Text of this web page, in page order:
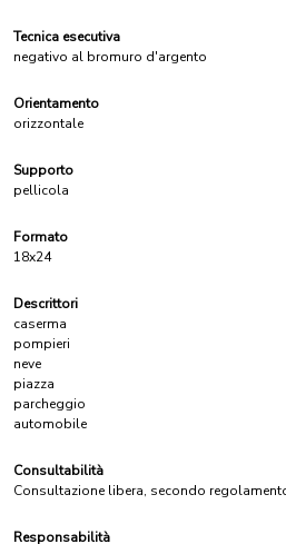
Tecnica esecutiva
negativo al bromuro d'argento
Orientamento
orizzontale
Supporto
pellicola
Formato
18x24
Descrittori
caserma
pompieri
neve
piazza
parcheggio
automobile
Consultabilità
Consultazione libera, secondo
Responsabilità